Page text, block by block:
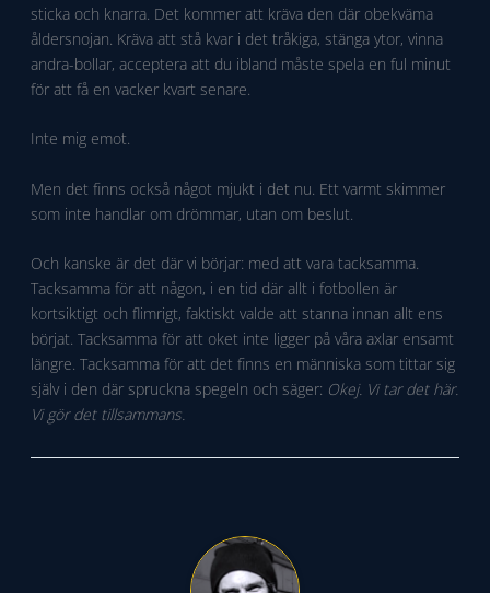
sticka och knarra. Det kommer att kräva den där obekväma
åldersnojan. Kräva att stå kvar i det tråkiga, stänga ytor, vinna
andra-bollar, acceptera att du ibland måste spela en ful minut
för att få en vacker kvart senare.
Inte mig emot.
Men det finns också något mjukt i det nu. Ett varmt skimmer
som inte handlar om drömmar, utan om beslut.
Och kanske är det där vi börjar: med att vara tacksamma.
Tacksamma för att någon, i en tid där allt i fotbollen är
kortsiktigt och flimrigt, faktiskt valde att stanna innan allt ens
börjat. Tacksamma för att oket inte ligger på våra axlar ensamt
längre. Tacksamma för att det finns en människa som tittar sig
själv i den där spruckna spegeln och säger: Okej. Vi tar det här.
Vi gör det tillsammans.